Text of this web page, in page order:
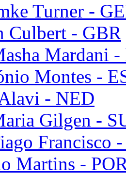
Turner -
Culbert - GBR
Mardani
Montes -
- NED
Gilgen -
Francisco
Martins -